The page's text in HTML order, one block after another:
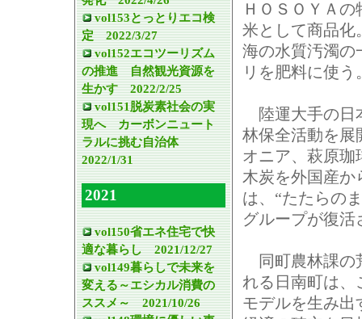
vol153とっとりエコ検
定 2022/3/27
vol152エコツーリズム
の推進 自然観光資源を
生かす 2022/2/25
vol151脱炭素社会の実
現へ カーボンニュート
ラルに挑む自治体
2022/1/31
2021
vol150省エネ住宅で快
適な暮らし 2021/12/27
vol149暮らしで未来を
変える～エシカル消費の
ススメ～ 2021/10/26
ＨＯＳＯＹＡ
米として商品化
海の水質汚濁の
リを肥料に使う
陸運大手の日
林保全活動を展
オニア、萩原珈
木炭を外国産か
は、“たたらの
グループが復活
同町農林課の
れる日南町は、
モデルを生み出